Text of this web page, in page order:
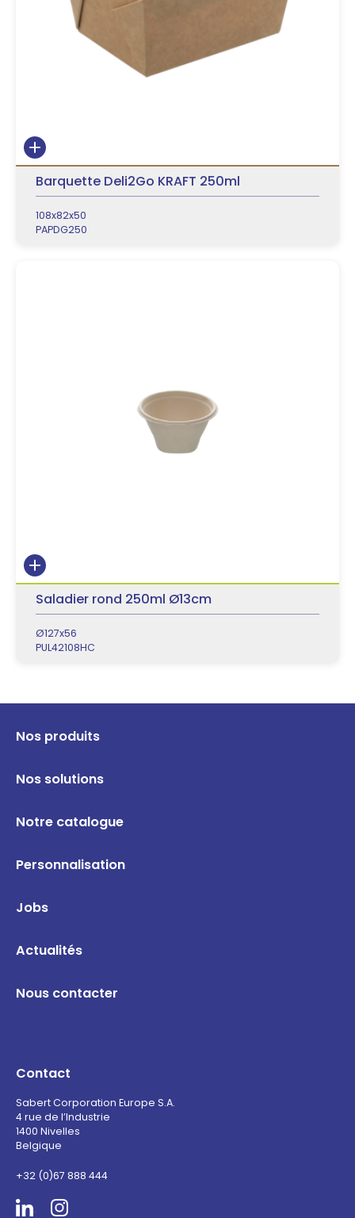
Barquette Deli2Go KRAFT 250ml
108x82x50
PAPDG250
Saladier rond 250ml Ø13cm
Ø127x56
PUL42108HC
Nos produits
Nos solutions
Notre catalogue
Personnalisation
Jobs
Actualités
Nous contacter
Contact
Sabert Corporation Europe S.A.
4 rue de l’Industrie
1400 Nivelles
Belgique
+32 (0)67 888 444